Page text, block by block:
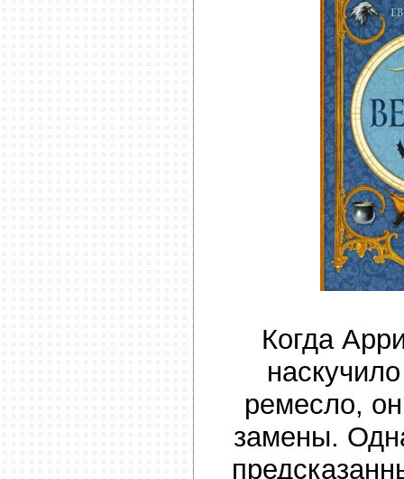
Когда
ремесло,
замены.